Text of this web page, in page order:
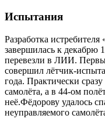
Испытания
Разработка
завершилась к декабрю
перевезли в ЛИИ.
совершил лётчик-
года. Практически
самолёта, а в 44-ом
неё.Фёдорову удалось
неуправляемого